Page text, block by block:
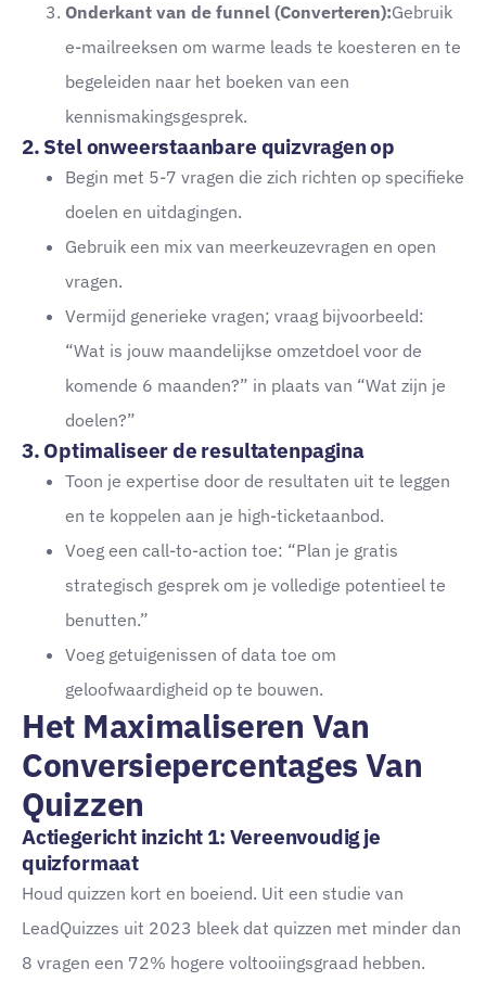
Onderkant van de funnel (Converteren):Gebruik
e-mailreeksen om warme leads te koesteren en te
begeleiden naar het boeken van een
kennismakingsgesprek.
2. Stel onweerstaanbare quizvragen op
Begin met 5-7 vragen die zich richten op specifieke
doelen en uitdagingen.
Gebruik een mix van meerkeuzevragen en open
vragen.
Vermijd generieke vragen; vraag bijvoorbeeld:
“Wat is jouw maandelijkse omzetdoel voor de
komende 6 maanden?” in plaats van “Wat zijn je
doelen?”
3. Optimaliseer de resultatenpagina
Toon je expertise door de resultaten uit te leggen
en te koppelen aan je high-ticketaanbod.
Voeg een call-to-action toe: “Plan je gratis
strategisch gesprek om je volledige potentieel te
benutten.”
Voeg getuigenissen of data toe om
geloofwaardigheid op te bouwen.
Het Maximaliseren Van
Conversiepercentages Van
Quizzen
Actiegericht inzicht 1: Vereenvoudig je
quizformaat
Houd quizzen kort en boeiend. Uit een studie van
LeadQuizzes uit 2023 bleek dat quizzen met minder dan
8 vragen een 72% hogere voltooiingsgraad hebben.